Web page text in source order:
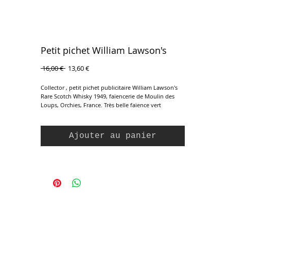
Petit pichet William Lawson's
16,00 € Prix
13,60 €Prix
Collector , petit pichet publicitaire William Lawson's
Rare Scotch Whisky 1949, faïencerie de Moulin des
Loups, Orchies, France. Très belle faïence vert
Hauteur : 10 cm
Largeur : 9 cm
Ajouter au panier